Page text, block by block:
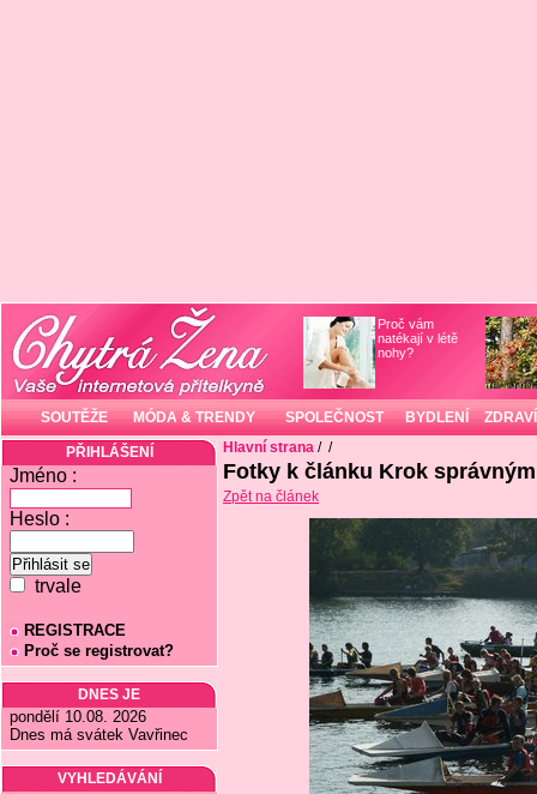
Proč vám
natékají v létě
nohy?
SOUTĚŽE MÓDA & TRENDY SPOLEČNOST BYDLENÍ ZDRAVÍ
PŘIHLÁŠENÍ
Jméno :
Heslo :
trvale
REGISTRACE
Proč se registrovat?
DNES JE
pondělí 10.08. 2026
Dnes má svátek Vavřinec
VYHLEDÁVÁNÍ
Hlavní strana / /
Fotky k článku Krok
Zpět na článek